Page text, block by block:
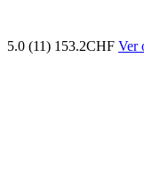
5.0 (11) 153.2CHF Ver